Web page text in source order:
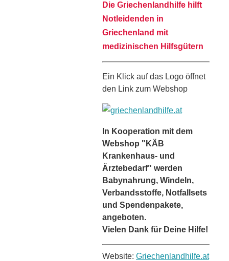
Die Griechenlandhilfe hilft
Notleidenden in
Griechenland mit
medizinischen Hilfsgütern
Ein Klick auf das Logo öffnet
den Link zum Webshop
In Kooperation mit dem
Webshop "KÄB
Krankenhaus- und
Ärztebedarf" werden
Babynahrung, Windeln,
Verbandsstoffe, Notfallsets
und Spendenpakete,
angeboten.
Vielen Dank für Deine Hilfe!
Website: Griechenlandhilfe.at